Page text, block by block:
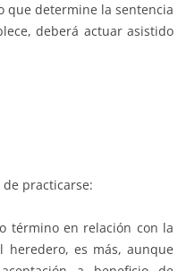
que determine la sentencia
deberá actuar asistido
practicarse:
término en relación con la
heredero, es más, aunque